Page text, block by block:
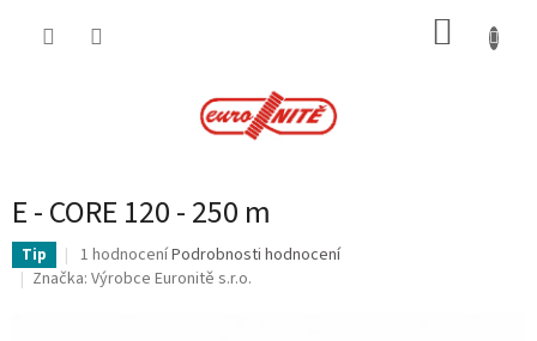
E - CORE 120 - 250 m
Tip
Průměrné
hodnocení
1 hodnoceníPodrobnosti hodnocení
Značka: Výrobce Euronitě s.r.o.